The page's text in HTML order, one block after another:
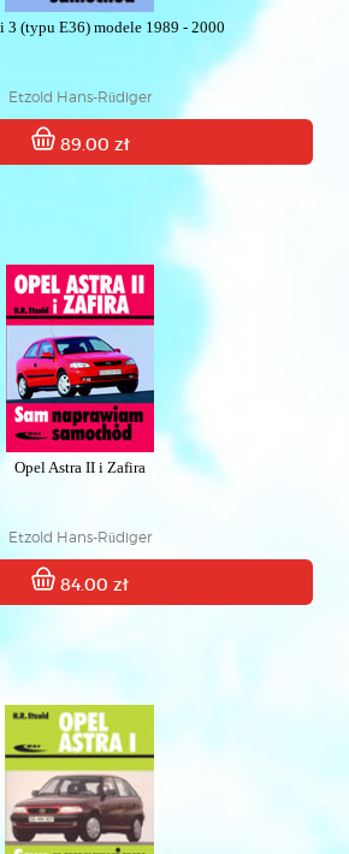
3 (typu E36) modele 1989 - 2000
Etzold Hans-Rüdiger
89.00 zł
Opel Astra II i Zafira
Etzold Hans-Rüdiger
84.00 zł